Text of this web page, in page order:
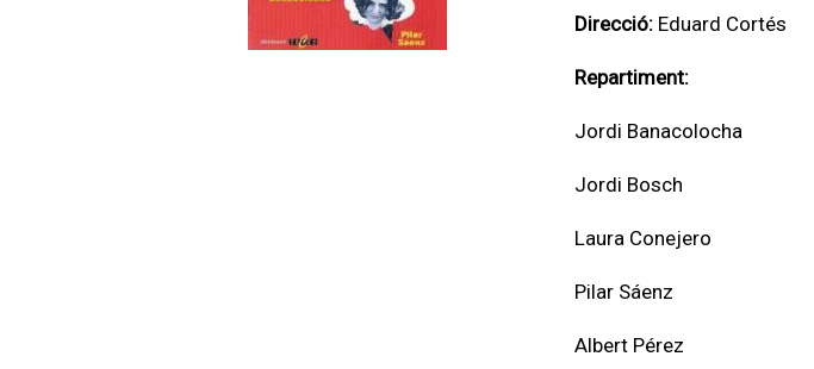
Direcció:Eduard Cortés
Repartiment:
Jordi Banacolocha
Jordi Bosch
Laura Conejero
Pilar Sáenz
Albert Pérez